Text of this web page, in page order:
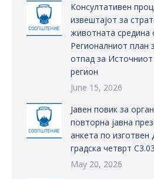
Консултативен
извештајот за
животната средина
Регионалниот план
отпад за
регион
June 15, 2026
Јавен повик за
повторна јавна
анкета по
градска четврт
May 20, 2026